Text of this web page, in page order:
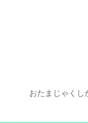
おたまじゃくし